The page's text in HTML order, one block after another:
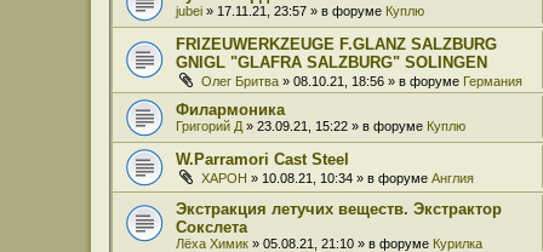
jubei » 17.11.21, 23:57 » в форуме Куплю
FRIZEUWERKZEUGE F.GLANZ SALZBURG
GNIGL "GLAFRA SALZBURG" SOLINGEN
Олег Бритва » 08.10.21, 18:56 » в форуме Германия
Филармоника
Григорий Д » 23.09.21, 15:22 » в форуме Куплю
W.Parramori Cast Steel
XAPOH » 10.08.21, 10:34 » в форуме Англия
Экстракция летучих веществ. Экстрактор
Сокслета
Лёха Химик » 05.08.21, 21:10 » в форуме Курилка